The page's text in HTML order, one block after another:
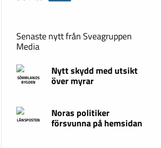
Senaste nytt från Sveagruppen
Media
SÖRMLANDS
BYGDEN
Nytt skydd med utsikt
över myrar
LÄNSPOSTEN
Noras politiker
försvunna på hemsidan